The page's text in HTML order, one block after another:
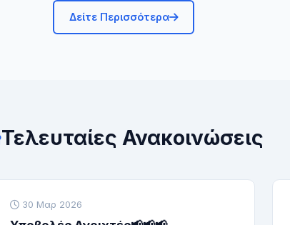
Δείτε Περισσότερα
Τελευταίες Ανακοινώσεις
30 Μαρ 2026